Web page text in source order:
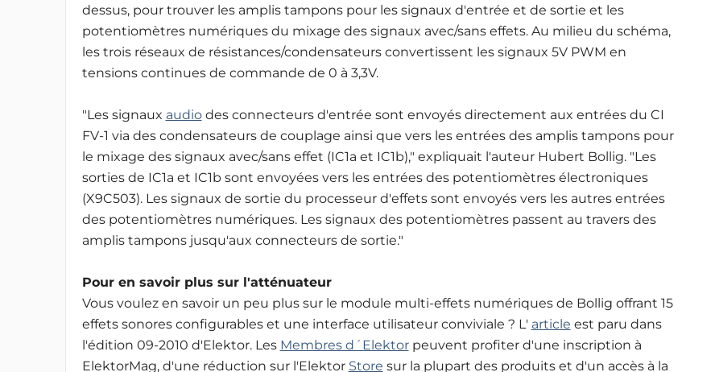
dessus, pour trouver les amplis tampons pour les signaux d'entrée et de sortie et les
potentiomètres numériques du mixage des signaux avec/sans effets. Au milieu du schéma,
les trois réseaux de résistances/condensateurs convertissent les signaux 5V PWM en
tensions continues de commande de 0 à 3,3V.
"Les signaux audiodes connecteurs d'entrée sont envoyés directement aux entrées du CI
FV-1 via des condensateurs de couplage ainsi que vers les entrées des amplis tampons pour
le mixage des signaux avec/sans effet (IC1a et IC1b)," expliquait l'auteur Hubert Bollig. "Les
sorties de IC1a et IC1b sont envoyées vers les entrées des potentiomètres électroniques
(X9C503). Les signaux de sortie du processeur d'effets sont envoyés vers les autres entrées
des potentiomètres numériques. Les signaux des potentiomètres passent au travers des
amplis tampons jusqu'aux connecteurs de sortie."
Pour en savoir plus sur l'atténuateur
Vous voulez en savoir un peu plus sur le module multi-effets numériques de Bollig offrant 15
effets sonores configurables et une interface utilisateur conviviale ? L' article est paru dans
l'édition 09-2010 d'Elektor. Les Membres d´Elektorpeuvent profiter d'une inscription à
ElektorMag, d'une réduction sur l'Elektor Store sur la plupart des produits et d'un accès à la